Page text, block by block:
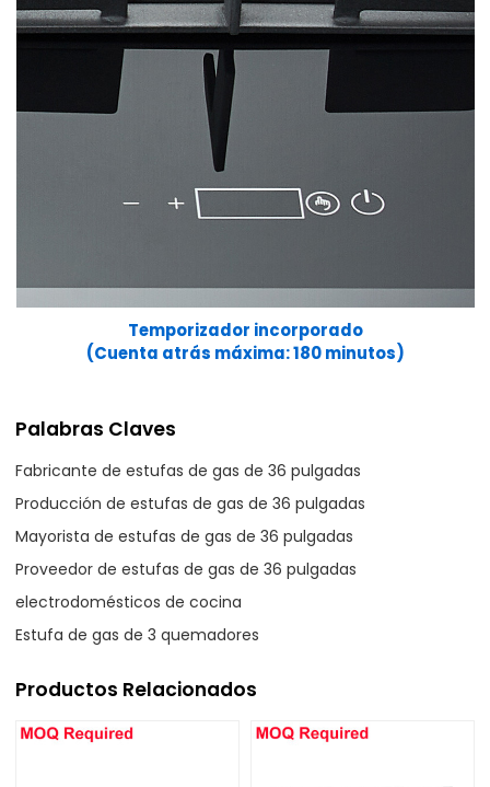
Temporizador incorporado
(Cuenta atrás máxima: 180 minutos)
Palabras Claves
Fabricante de estufas de gas de 36 pulgadas
Producción de estufas de gas de 36 pulgadas
Mayorista de estufas de gas de 36 pulgadas
Proveedor de estufas de gas de 36 pulgadas
electrodomésticos de cocina
Estufa de gas de 3 quemadores
Productos Relacionados